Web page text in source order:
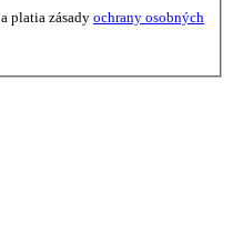
platia zásady ochrany osobných